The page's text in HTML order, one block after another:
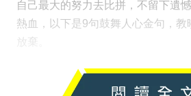
自己最大的努力去比拼，不留下遺
熱血，以下是9句鼓舞人心金句，教
放棄。